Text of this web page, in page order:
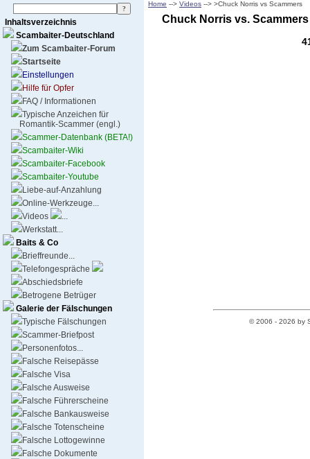
Inhaltsverzeichnis
Scambaiter-Deutschland
Zum Scambaiter-Forum
Startseite
Einstellungen
Hilfe für Opfer
FAQ / Informationen
Typische Anzeichen für
Romantik-Scammer (engl.)
Scammer-Datenbank (BETA!)
Scambaiter-Wiki
Scambaiter-Facebook
Scambaiter-Youtube
Liebe-auf-Anzahlung
Online-Werkzeuge...
Videos
...
Werkstatt...
Baits & Co
Brieffreunde...
Telefongespräche
Abschiedsbriefe
Betrogene Betrüger
Galerie der Fälschungen
Typische Fälschungen
Scammer-Briefpost
Personenfotos...
Falsche Reisepässe
Falsche Visa
Falsche Ausweise
Falsche Führerscheine
Falsche Bankausweise
Falsche Totenscheine
Falsche Lottogewinne
Falsche Dokumente
Home --> Videos --> >Chuck Norris vs Scammers
Chuck Norris vs. Scammers
© 2006 - 2026 by